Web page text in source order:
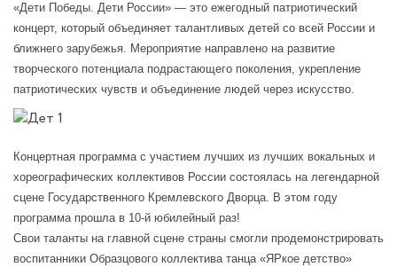
«Дети Победы. Дети России» — это ежегодный патриотический
концерт, который объединяет талантливых детей со всей России и
ближнего зарубежья. Мероприятие направлено на развитие
творческого потенциала подрастающего поколения, укрепление
патриотических чувств и объединение людей через искусство.
Концертная программа с участием лучших из лучших вокальных и
хореографических коллективов России состоялась на легендарной
сцене Государственного Кремлевского Дворца. В этом году
программа прошла в 10-й юбилейный раз!
Свои таланты на главной сцене страны смогли продемонстрировать
воспитанники Образцового коллектива танца «ЯРкое детство»